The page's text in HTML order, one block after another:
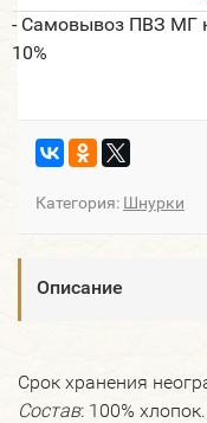
- Самовывоз ПВЗ МГ
10%
Категория: Шнурки
Описание
Срок хранения
Состав: 100% хлопок.